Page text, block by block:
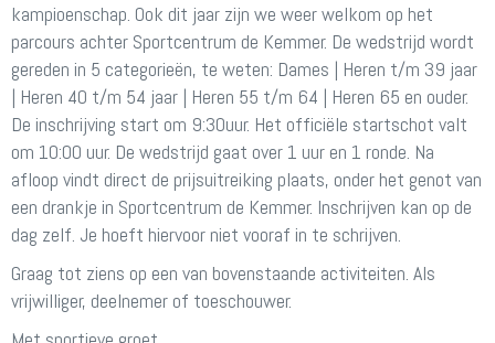
kampioenschap. Ook dit jaar zijn we weer welkom op het
parcours achter Sportcentrum de Kemmer. De wedstrijd wordt
gereden in 5 categorieën, te weten: Dames | Heren t/m 39 jaar
| Heren 40 t/m 54 jaar | Heren 55 t/m 64 | Heren 65 en ouder.
De inschrijving start om 9:30uur. Het officiële startschot valt
om 10:00 uur. De wedstrijd gaat over 1 uur en 1 ronde. Na
afloop vindt direct de prijsuitreiking plaats, onder het genot van
een drankje in Sportcentrum de Kemmer. Inschrijven kan op de
dag zelf. Je hoeft hiervoor niet vooraf in te schrijven.
Graag tot ziens op een van bovenstaande activiteiten. Als
vrijwilliger, deelnemer of toeschouwer.